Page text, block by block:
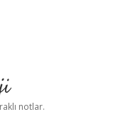
notlar.